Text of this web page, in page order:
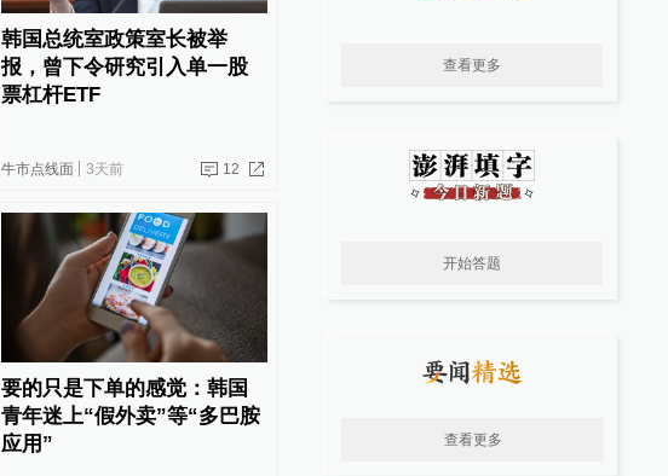
韩国总统室政策室长被举
报，曾下令研究引入单一股
票杠杆ETF
牛市点线面 3天前 12
要的只是下单的感觉：韩国
青年迷上“假外卖”等“多巴胺
应用”
查看更多
开始答题
查看更多